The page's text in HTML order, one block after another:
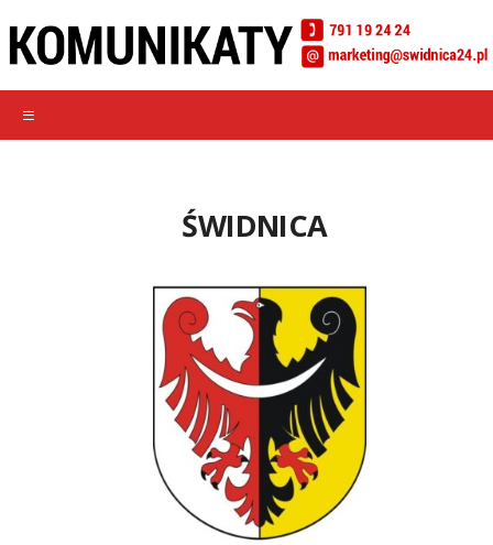
ŚWIDNICA